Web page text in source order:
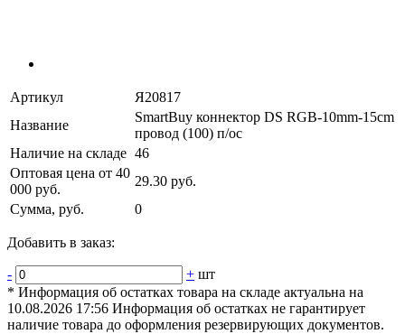
Артикул
Я20817
Название
SmartBuy коннектор DS RGB-10mm-15cm
провод (100) п/ос
Наличие на складе 46
Оптовая цена от 40
000 руб.
29.30 руб.
Сумма, руб.
0
Добавить в заказ:
- + шт
* Информация об остатках товара на складе актуальна на
10.08.2026 17:56 Информация об остатках не гарантирует
наличие товара до оформления резервирующих документов.